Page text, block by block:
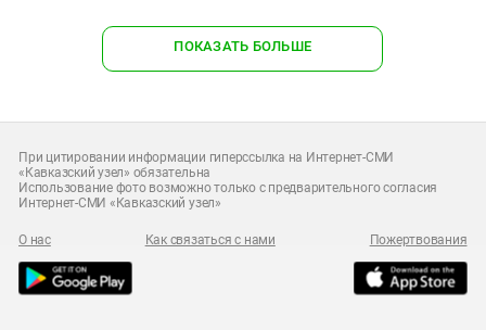
ПОКАЗАТЬ БОЛЬШЕ
При цитировании информации гиперссылка на Интернет-СМИ
«Кавказский узел» обязательна
Использование фото возможно только с предварительного согласия
Интернет-СМИ «Кавказский узел»
О нас Как связаться с нами Пожертвования